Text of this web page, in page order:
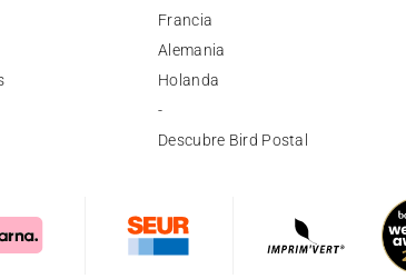
Francia
Alemania
Holanda
-
Descubre Bird Postal